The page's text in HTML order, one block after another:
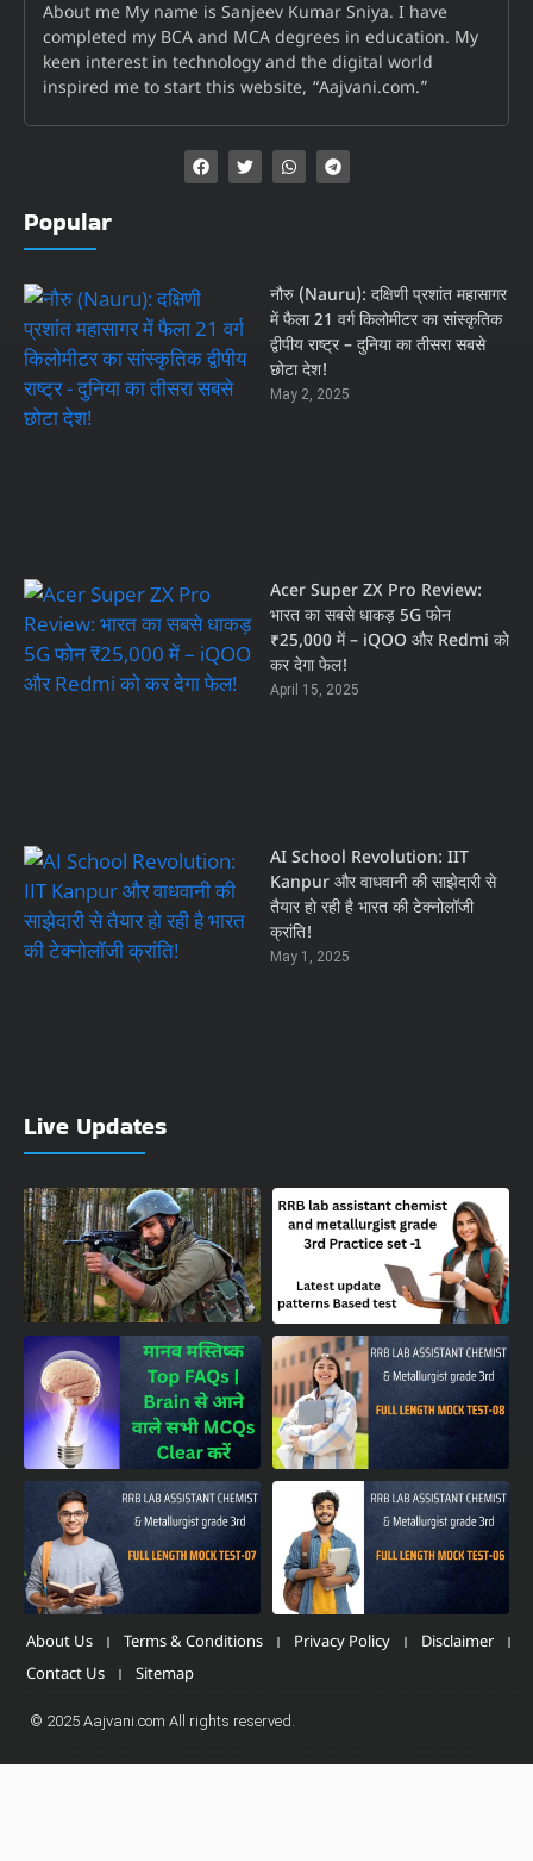
About me My name is Sanjeev Kumar Sniya. I have
completed my BCA and MCA degrees in education. My
keen interest in technology and the digital world
inspired me to start this website, “Aajvani.com.”
Popular
नौरु (Nauru): दक्षिणी प्रशांत महासागर
में फैला 21 वर्ग किलोमीटर का सांस्कृतिक
द्वीपीय राष्ट्र – दुनिया का तीसरा सबसे
छोटा देश!
May 2, 2025
Acer Super ZX Pro Review:
भारत का सबसे धाकड़ 5G फोन
₹25,000 में – iQOO और Redmi को
कर देगा फेल!
April 15, 2025
AI School Revolution: IIT
Kanpur और वाधवानी की साझेदारी से
तैयार हो रही है भारत की टेक्नोलॉजी
क्रांति!
May 1, 2025
Live Updates
About Us Terms & Conditions Privacy Policy
Disclaimer
Contact Us
Sitemap
© 2025 Aajvani.com All rights reserved.